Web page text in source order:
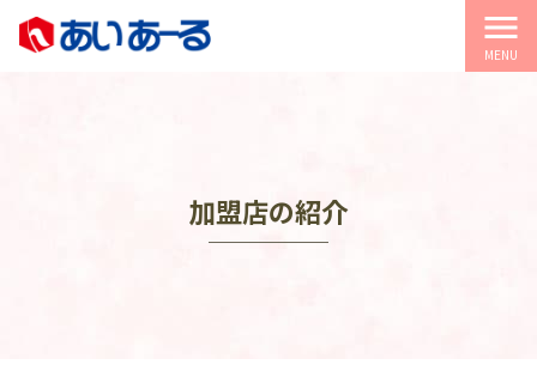
menu
MENU
加盟店の紹介